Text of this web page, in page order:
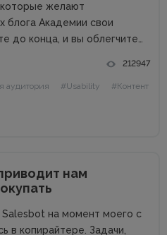
желают
блога Академии свои
до конца, и вы облегчите
в цифрах: 37
90 000 подписчиков...
212947
аудитория #Usability #Контент
нам
на момент моего с
в копирайтере. Задачи,